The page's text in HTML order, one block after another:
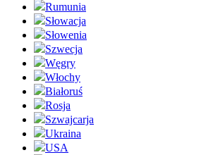
Rumunia
Słowacja
Słowenia
Szwecja
Węgry
Włochy
Białoruś
Rosja
Szwajcarja
Ukraina
USA